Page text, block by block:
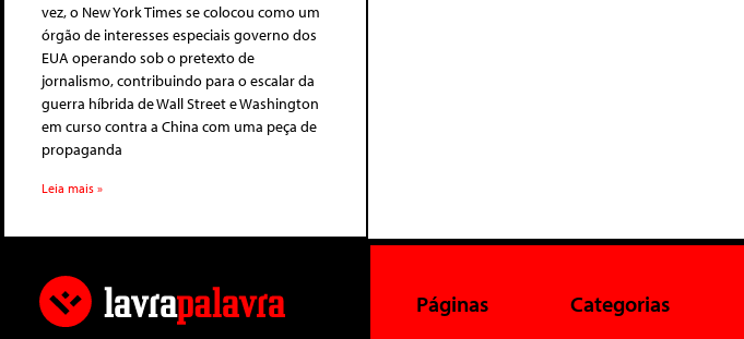
vez, o New York Times se colocou como um
órgão de interesses especiais governo dos
EUA operando sob o pretexto de
jornalismo, contribuindo para o escalar da
guerra híbrida de Wall Street e Washington
em curso contra a China com uma peça de
propaganda
Leia mais »
Páginas Categorias